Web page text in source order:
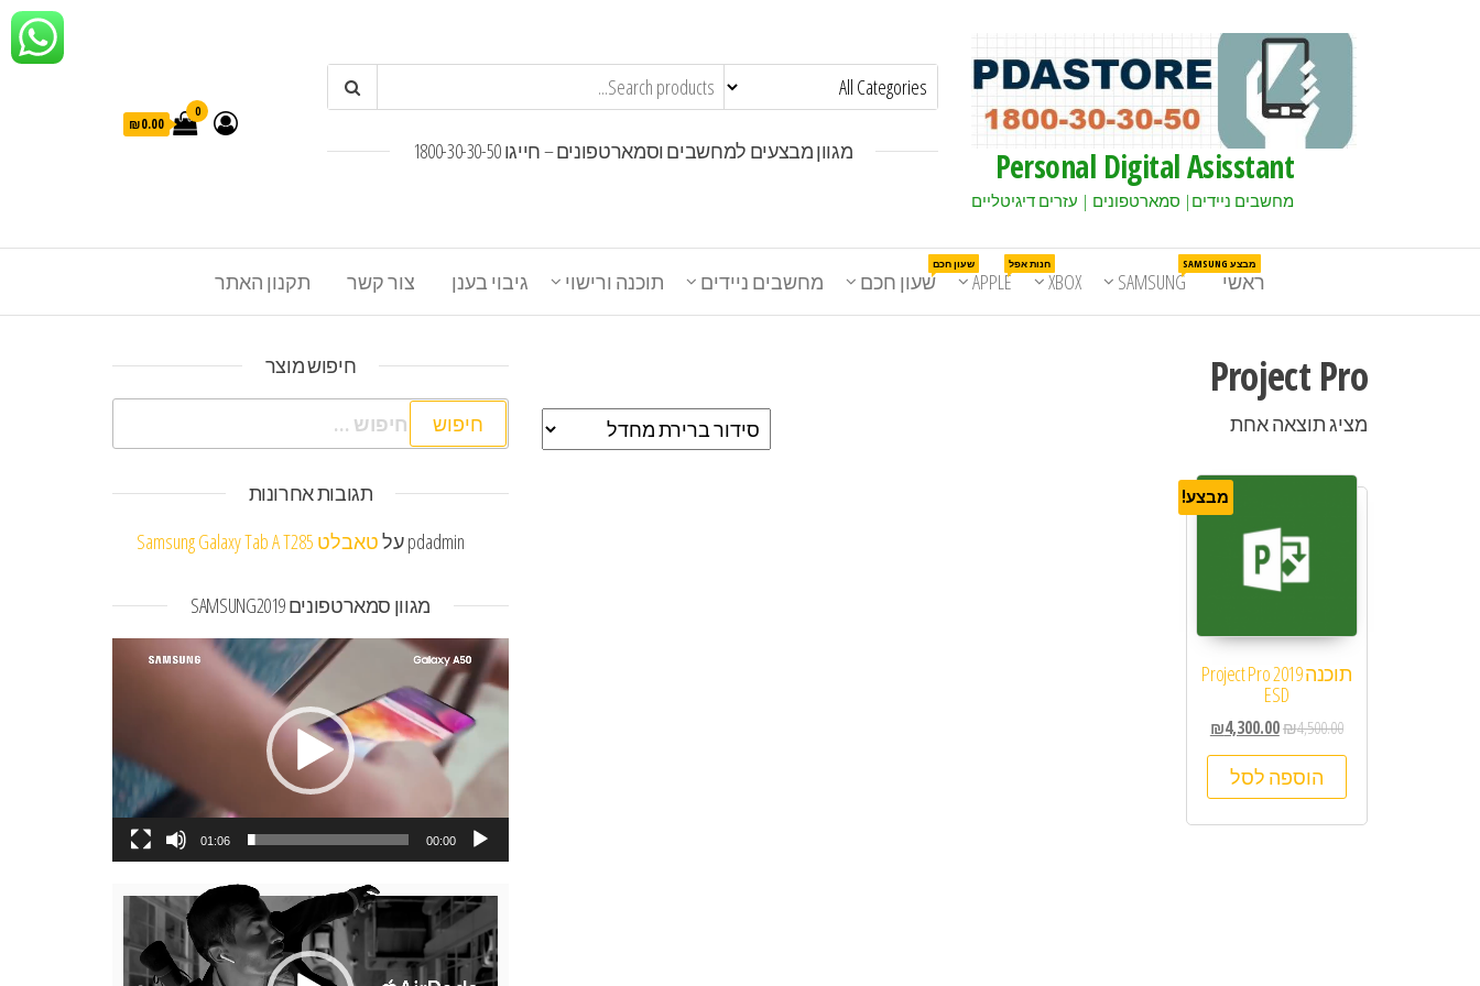
Personal Digital Asisstant
מחשבים ניידים| סמארטפונים | עזרים דיגיטליים
מגוון מבצעים למחשבים וסמארטפונים – חייגו 1800-30-30-50
0
₪0.00
ראשי SAMSUNG
מבצע SAMSUNG
XBOX
APPLE
חנות אפל
שעון חכם
שעון חכם
מחשבים ניידים תוכנה ורישוי גיבוי בענן צור קשר תקנון האתר
Project Pro
מציג תוצאה אחת
מבצע!
תוכנה Project Pro 2019
ESD
₪4,500.00
₪4,300.00
הוספה לסל
חיפוש מוצר
חיפוש:
תגובות אחרונות
pdadminעלטאבלט Samsung Galaxy Tab A T285
מגוון סמארטפונים SAMSUNG2019
נגן
וידאו
00:00
01:06
נגן
וידאו